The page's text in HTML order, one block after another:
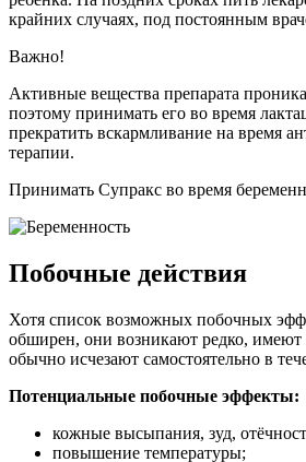
крайних случаях, под постоянным
Важно!
Активные вещества препарата
поэтому принимать его во время
прекратить вскармливание на время
терапии.
Принимать Супракс во время
Побочные действия
Хотя список возможных побочных
обширен, они возникают редко, имеют
обычно исчезают самостоятельно в
Потенциальные побочные эффекты:
кожные высыпания, зуд,
повышение температуры;